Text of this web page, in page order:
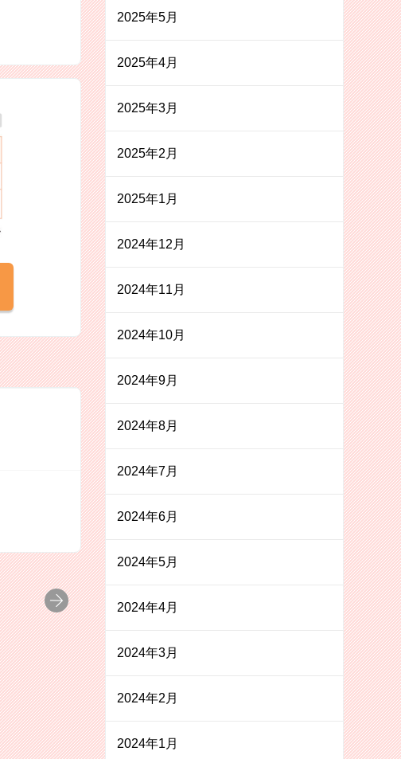
2025年5月
2025年4月
2025年3月
2025年2月
2025年1月
2024年12月
2024年11月
2024年10月
2024年9月
2024年8月
2024年7月
2024年6月
2024年5月
2024年4月
2024年3月
2024年2月
2024年1月